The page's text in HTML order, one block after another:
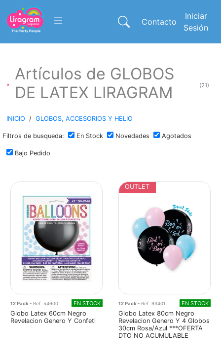
Contacto
Iniciar
Sesión
Artículos de GLOBOS
DE LATEX LIRAGRAM
(21)
INICIO / GLOBOS, ACCESORIOS Y HELIO
Filtros de busqueda: En Stock Novedades Agotados
Bajo Pedido
12 Pack- Ref: 54600 EN STOCK
Globo Latex 60cm Negro
Revelacion Genero Y Confeti
OUTLET
12 Pack- Ref: 93401 EN STOCK
Globo Latex 80cm Negro
Revelacion Genero Y 4 Globos
30cm Rosa/Azul ***OFERTA
DTO NO ACUMULABLE